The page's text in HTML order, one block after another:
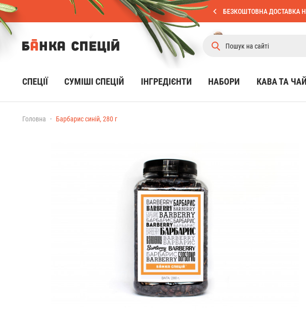
БЕЗКОШТОВНА ДОСТАВКА
СПЕЦІЇ CУМІШІ СПЕЦІЙ ІНГРЕДІЄНТИ НАБОРИ КАВА ТА ЧАЙ
Головна Барбарис синій, 280 г